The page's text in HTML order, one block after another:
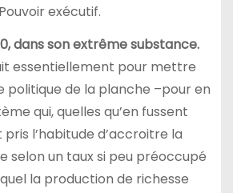
exécutif.
dans son extrême substance.
essentiellement pour mettre
de la planche –pour en
qui, quelles qu’en fussent
pris l’habitude d’accroitre la
selon un taux si peu préoccupé
la production de richesse